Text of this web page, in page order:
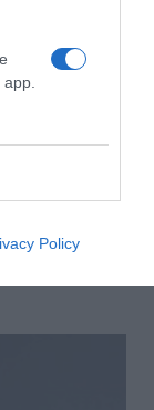
Policy